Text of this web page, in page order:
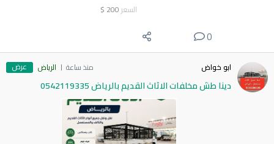
السعر 200
$
0
ابو خواض منذ ساعة الرياض عرض
دينا طش مخلفات الاثاث القديم بالرياض 0542119335